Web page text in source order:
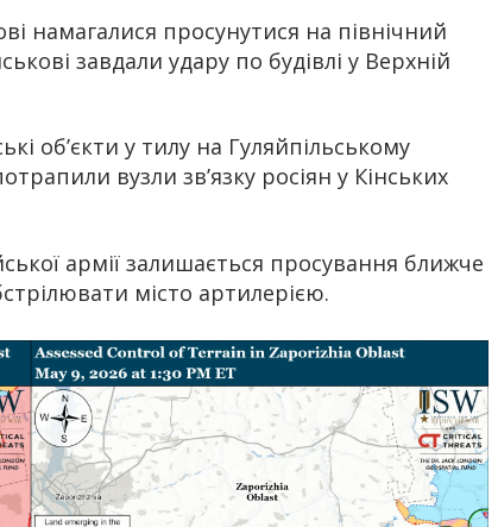
намагалися просунутися на північний
завдали удару по будівлі у Верхній
об’єкти у тилу на Гуляйпільському
вузли зв’язку росіян у Кінських
армії залишається просування ближче
місто артилерією.